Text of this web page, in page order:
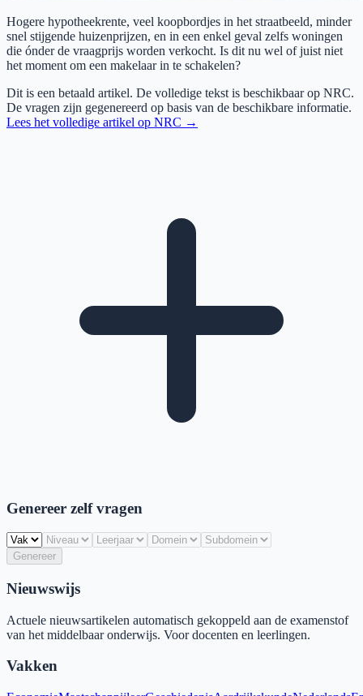
Hogere hypotheekrente, veel koopbordjes in het straatbeeld, minder
snel stijgende huizenprijzen, en in een enkel geval zelfs woningen
die ónder de vraagprijs worden verkocht. Is dit nu wel of juist niet
het moment om een makelaar in te schakelen?
Dit is een betaald artikel. De volledige tekst is beschikbaar op NRC.
De vragen zijn gegenereerd op basis van de beschikbare informatie.
Lees het volledige artikel op NRC →
Genereer zelf vragen
Genereer
Nieuwswijs
Actuele nieuwsartikelen automatisch gekoppeld aan de examenstof
van het middelbaar onderwijs. Voor docenten en leerlingen.
Vakken